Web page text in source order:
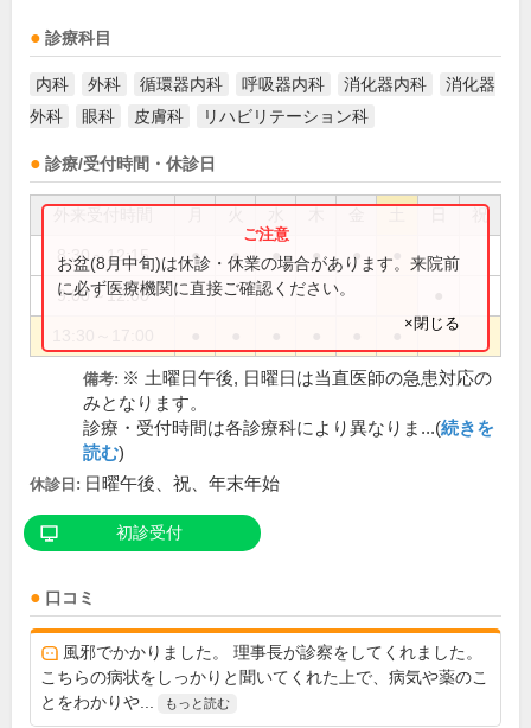
診療科目
内科 外科 循環器内科 呼吸器内科 消化器内科
消化器
外科
眼科 皮膚科 リハビリテーション科
診療/受付時間・休診日
祝
8:30～12:15 ● ● ● ● ●
9:00～12:00
お盆(8月中旬)は休診・休業の場合があります。来院前
に必ず医療機関に直接ご確認ください。
×閉じる
備考: ※ 土曜日午後, 日曜日は当直医師の急患対応の
みとなります。
診療・受付時間は各診療科により異なりま...(続きを
読む)
休診日: 日曜午後、祝、年末年始
初診受付
口コミ
風邪でかかりました。 理事長が診察をしてくれました。
こちらの病状をしっかりと聞いてくれた上で、病気や薬のこ
とをわかりや...
もっと読む